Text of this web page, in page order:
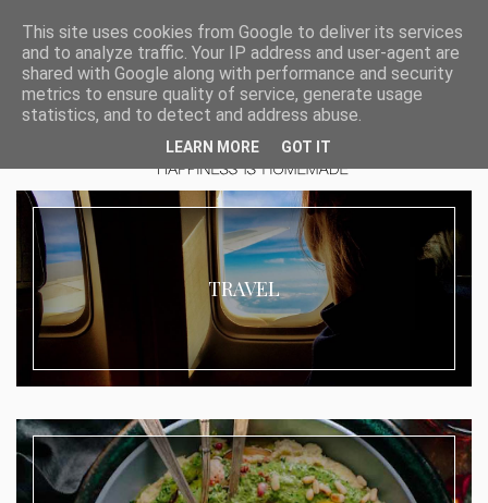
TRAVEL
This site uses cookies from Google to deliver its services
and to analyze traffic. Your IP address and user-agent are
shared with Google along with performance and security
metrics to ensure quality of service, generate usage
statistics, and to detect and address abuse.
LEARN MORE GOT IT